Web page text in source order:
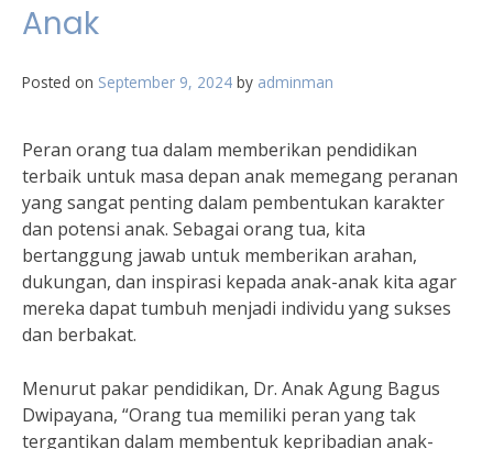
Anak
Posted on September 9, 2024 by adminman
Peran orang tua dalam memberikan pendidikan
terbaik untuk masa depan anak memegang peranan
yang sangat penting dalam pembentukan karakter
dan potensi anak. Sebagai orang tua, kita
bertanggung jawab untuk memberikan arahan,
dukungan, dan inspirasi kepada anak-anak kita agar
mereka dapat tumbuh menjadi individu yang sukses
dan berbakat.
Menurut pakar pendidikan, Dr. Anak Agung Bagus
Dwipayana, “Orang tua memiliki peran yang tak
tergantikan dalam membentuk kepribadian anak-